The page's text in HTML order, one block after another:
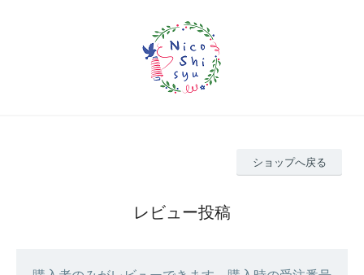
ショップへ戻る
レビュー投稿